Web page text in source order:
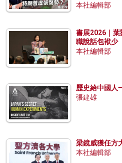
本社編輯部
書展2026｜葉
職說話包袱少
本社編輯部
歷史給中國人
張建雄
梁鏡威獲任方
本社編輯部